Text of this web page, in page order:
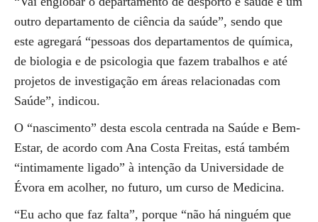
outro departamento de ciência da saúde”, sendo que
este agregará “pessoas dos departamentos de química,
de biologia e de psicologia que fazem trabalhos e até
projetos de investigação em áreas relacionadas com
Saúde”, indicou.
O “nascimento” desta escola centrada na Saúde e Bem-
Estar, de acordo com Ana Costa Freitas, está também
“intimamente ligado” à intenção da Universidade de
Évora em acolher, no futuro, um curso de Medicina.
“Eu acho que faz falta”, porque “não há ninguém que